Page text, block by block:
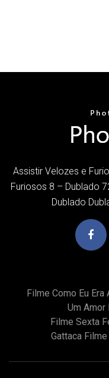
Assistir Velozes e
Furiosos 8 – Dublado
Dublado
Filme Como Eu
Um Amor
Filme Sexta
Gattaca